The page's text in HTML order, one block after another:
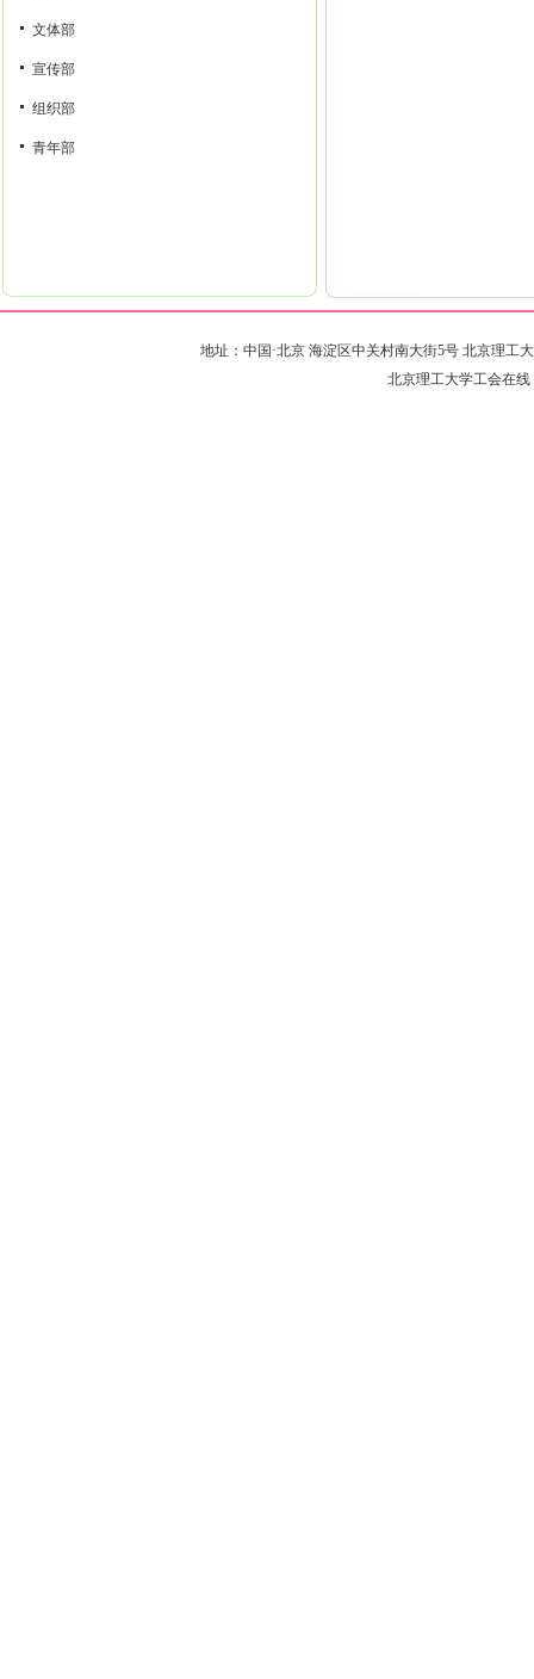
文体部
宣传部
组织部
青年部
地址：中国·北京 海淀区中关村南大街5号 北京理工大
北京理工大学工会在线